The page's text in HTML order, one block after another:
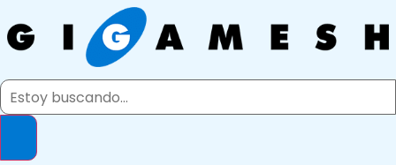
al
contenido
Search